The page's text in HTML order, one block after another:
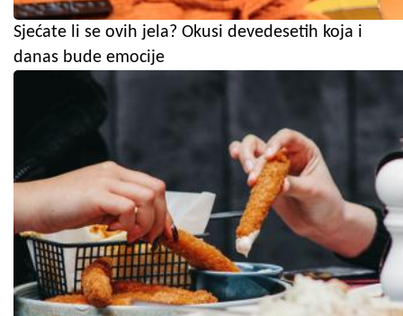
Sjećate li se ovih jela? Okusi devedesetih koja i
danas bude emocije